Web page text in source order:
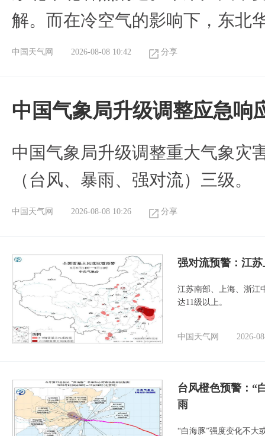
解。而在冷空气的影响下，东北
中国天气网 2026-08-08 10:42 分享
中国气象局升级调整应急响
中国气象局升级调整重大气象灾
（台风、暴雨、强对流）三级。
中国天气网 2026-08-08 10:26 分享
强对流预警：江
江苏南部、上海、浙江
达11级以上。
中国天气网 2026-
台风橙色预警：“
雨
“白海豚”强度变化不大